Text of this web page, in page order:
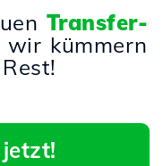
Transfer-
wir kümmern